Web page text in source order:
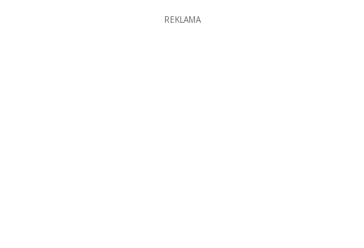
REKLAMA